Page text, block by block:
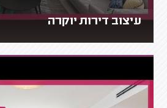
עיצוב דירות יוקרה